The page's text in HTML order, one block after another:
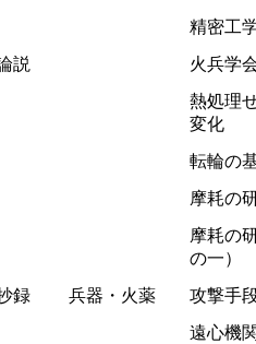
精密工
説
火兵学
熱処理
変化
転輪の
摩耗の
摩耗の
の一
録
兵器・火薬
攻撃手
遠心機